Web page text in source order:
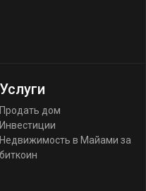
Услуги
Продать дом
Инвестиции
Недвижимость в Майами за
биткоин